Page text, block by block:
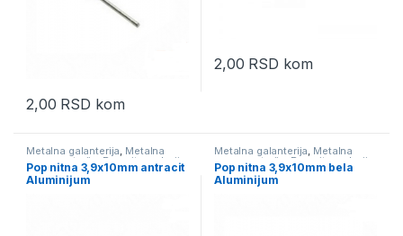
2,00 RSD kom
2,00 RSD kom
Metalna galanterija, Metalna
pozamanterija Pop nitne u boji
aluminijum
Pop nitna 3,9x10mm antracit
Aluminijum
Metalna galanterija, Metalna
pozamanterija Pop nitne u boji
aluminijum
Pop nitna 3,9x10mm bela
Aluminijum